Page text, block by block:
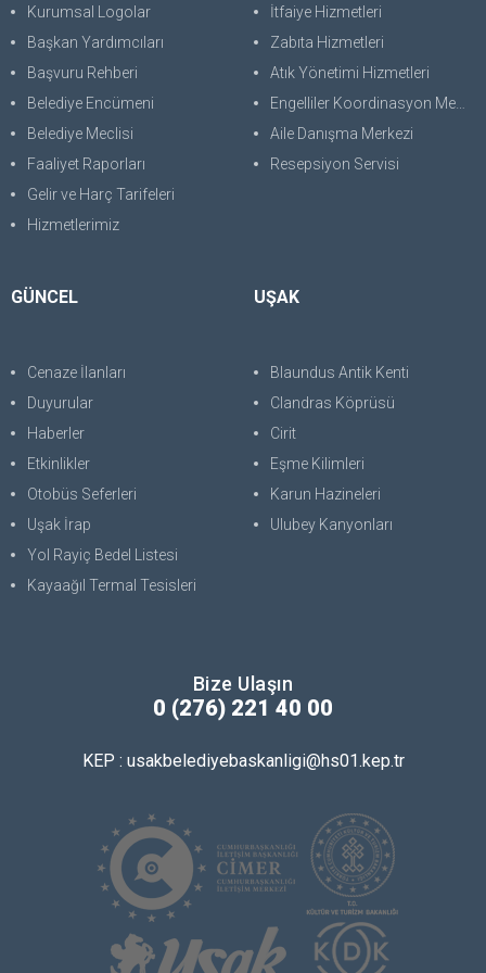
Kurumsal Logolar
Başkan Yardımcıları
Başvuru Rehberi
Belediye Encümeni
Belediye Meclisi
Faaliyet Raporları
Gelir ve Harç Tarifeleri
Hizmetlerimiz
İtfaiye Hizmetleri
Zabıta Hizmetleri
Atık Yönetimi Hizmetleri
Engelliler Koordinasyon Merkezi
Aile Danışma Merkezi
Resepsiyon Servisi
GÜNCEL
Cenaze İlanları
Duyurular
Haberler
Etkinlikler
Otobüs Seferleri
Uşak İrap
Yol Rayiç Bedel Listesi
Kayaağıl Termal Tesisleri
UŞAK
Blaundus Antik Kenti
Clandras Köprüsü
Cirit
Eşme Kilimleri
Karun Hazineleri
Ulubey Kanyonları
Bize Ulaşın
0 (276) 221 40 00
KEP : usakbelediyebaskanligi@hs01.kep.tr